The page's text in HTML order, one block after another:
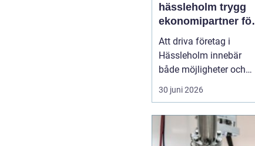
hässleholm trygg
ekonomipartner för
växande företag
Att driva företag i
Hässleholm innebär
både möjligheter och
ansvar. Särskilt
ekonomin kräver
dag: verifikationer ska
bokföras, löner betalas
30 juni 2026